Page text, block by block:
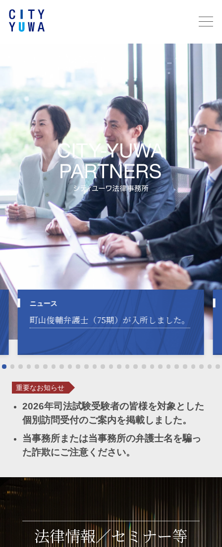
ニュース
町山俊輔弁護士（75期）が入所しました。
重要なお知らせ
2026年司法試験受験者の皆様を対象とした
個別訪問受付のご案内を掲載しました。
当事務所または当事務所の弁護士名を騙っ
た詐欺にご注意ください。
法律情報／セミナー等